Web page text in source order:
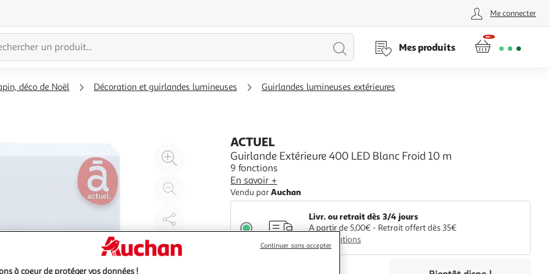
Me connecter
Lancer
la
Mes produits
déco de Noël Décoration et guirlandes lumineuses Guirlandes lumineuses extérieures
Agrandir
l'illustration
l'illustration
100
%
le
produit
ACTUEL
Guirlande Extérieure 400 LED Blanc Froid 10 m
9 fonctions
En savoir +
Vendu parAuchan
Livr. ou retrait dès 3/4 jours
A partir de 5,00€ - Retrait offert dès 35€
Plus d'options
à coeur de protéger vos données !
Continuer sans accepter